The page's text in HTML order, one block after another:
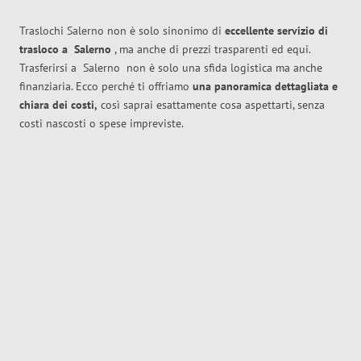
Traslochi Salerno non è solo sinonimo di eccellente servizio di
trasloco a Salerno , ma anche di prezzi trasparenti ed equi.
Trasferirsi a Salerno non è solo una sfida logistica ma anche
finanziaria. Ecco perché ti offriamo una panoramica dettagliata e
chiara dei costi, così saprai esattamente cosa aspettarti, senza
costi nascosti o spese impreviste.